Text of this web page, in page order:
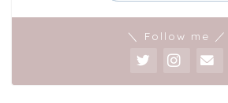
＼ Follow me ／